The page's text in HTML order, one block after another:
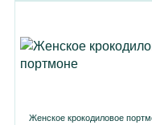
Женское крокодиловое